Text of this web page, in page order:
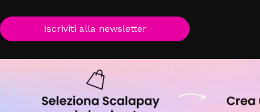
Iscriviti alla newsletter